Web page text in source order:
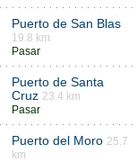
Puerto de San Blas
19.8 km
Pasar
Puerto de Santa
Cruz 23.4 km
Pasar
Puerto del Moro 25.7
km